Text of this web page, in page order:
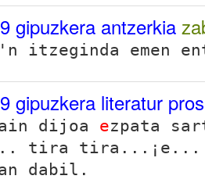
gipuzkera antzerkia
itzeginda emen
gipuzkera literatur
dijoa ezpata
tira tira...¡e...
dabil.